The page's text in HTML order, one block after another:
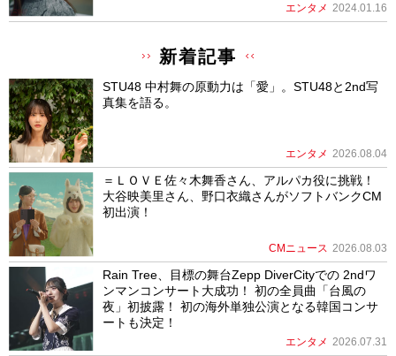
エンタメ 2024.01.16
新着記事
STU48 中村舞の原動力は「愛」。STU48と2nd写
真集を語る。
エンタメ 2026.08.04
＝ＬＯＶＥ佐々木舞香さん、アルパカ役に挑戦！
大谷映美里さん、野口衣織さんがソフトバンクCM
初出演！
CMニュース 2026.08.03
Rain Tree、目標の舞台Zepp DiverCityでの 2ndワ
ンマンコンサート大成功！ 初の全員曲「台風の
夜」初披露！ 初の海外単独公演となる韓国コンサ
ートも決定！
エンタメ 2026.07.31